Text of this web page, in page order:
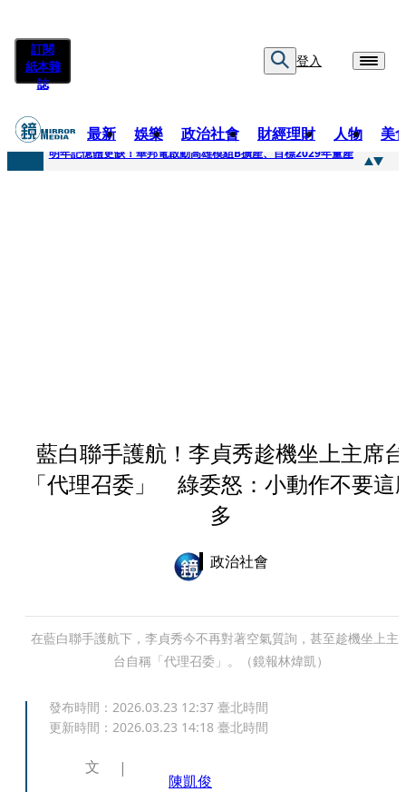
訂閱
紙本雜
誌
登入
最新 娛樂 政治社會 財經理財 人物 美
快訊
明年記憶體更缺！華邦電啟動高雄模組B擴產、目標2029年量產
藍白聯手護航！李貞秀趁機坐上主席台
「代理召委」 綠委怒：小動作不要這
多
政治社會
在藍白聯手護航下，李貞秀今不再對著空氣質詢，甚至趁機坐上主
台自稱「代理召委」。（鏡報林煒凱）
發布時間： 2026.03.23 12:37 臺北時間
更新時間： 2026.03.23 14:18 臺北時間
文
陳凱俊